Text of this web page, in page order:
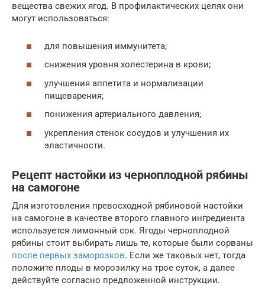
вещества свежих ягод. В профилактических целях они
могут использоваться:
для повышения иммунитета;
снижения уровня холестерина в крови;
улучшения аппетита и нормализации
пищеварения;
понижения артериального давления;
укрепления стенок сосудов и улучшения их
эластичности.
Рецепт настойки из черноплодной рябины
на самогоне
Для изготовления превосходной рябиновой настойки
на самогоне в качестве второго главного ингредиента
используется лимонный сок. Ягоды черноплодной
рябины стоит выбирать лишь те, которые были сорваны
после первых заморозков. Если же таковых нет, тогда
положите плоды в морозилку на трое суток, а далее
действуйте согласно предложенной инструкции.